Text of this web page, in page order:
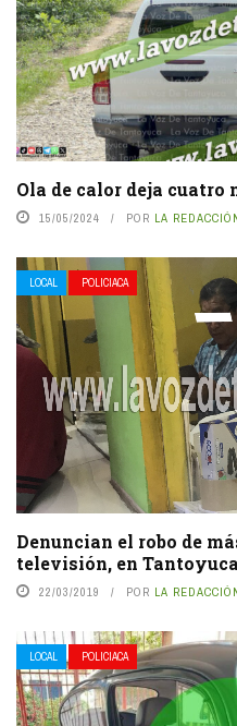
Ola de calor deja cuatro
15/05/2024 POR LA
LOCAL POLICIACA
Denuncian el robo de
televisión, en Tantoyuca
22/03/2019 POR LA
LOCAL POLICIACA